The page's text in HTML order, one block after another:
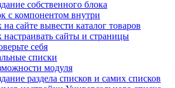
собственного блока
с компонентом внутри
на сайте вывести каталог товаров
настраивать сайты и страницы
себя
списки
модуля
раздела списков и самих списков